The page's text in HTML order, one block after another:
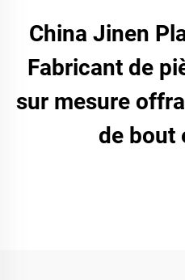
China Jinen
Fabricant de
sur mesure
de bout